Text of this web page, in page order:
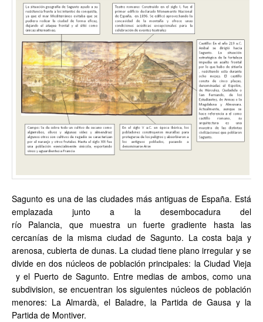
Sagunto es una de las ciudades más antiguas de España. Está
emplazada junto a la desembocadura del
río Palancia, que muestra un fuerte gradiente hasta las
cercanías de la misma ciudad de Sagunto. La costa baja y
arenosa, cubierta de dunas. La ciudad tiene plano irregular y se
divide en dos núcleos de población principales: la Ciudad Vieja
y el Puerto de Sagunto. Entre medias de ambos, como una
subdivision, se encuentran los siguientes núcleos de población
menores: La Almardà, el Baladre, la Partida de Gausa y la
Partida de Montiver.